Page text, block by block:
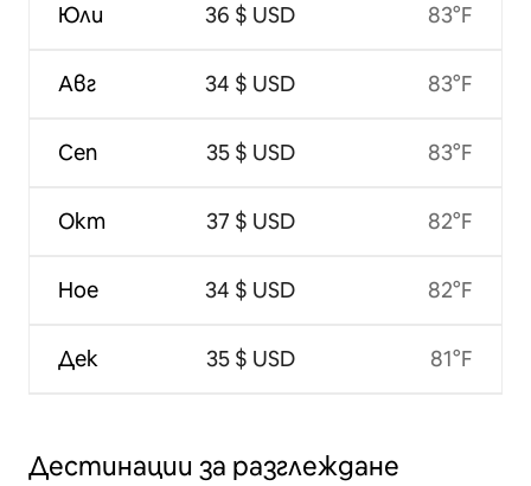
Юли
Авг
Сеп
Окт
Ное
Дек
36 $ USD
34 $ USD
35 $ USD
37 $ USD
34 $ USD
35 $ USD
83°F
83°F
83°F
82°F
82°F
81°F
Дестинации за разглеждане